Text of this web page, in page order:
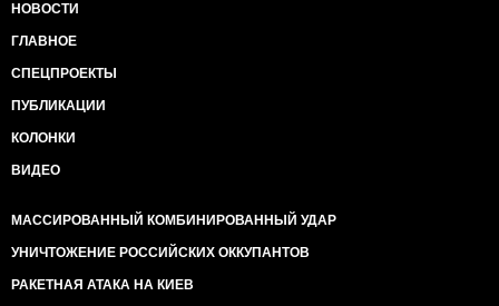
НОВОСТИ
ГЛАВНОЕ
СПЕЦПРОЕКТЫ
ПУБЛИКАЦИИ
КОЛОНКИ
ВИДЕО
МАССИРОВАННЫЙ КОМБИНИРОВАННЫЙ УДАР
УНИЧТОЖЕНИЕ РОССИЙСКИХ ОККУПАНТОВ
РАКЕТНАЯ АТАКА НА КИЕВ